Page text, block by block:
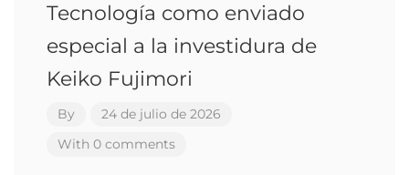
Tecnología como enviado
especial a la investidura de
Keiko Fujimori
By
24 de julio de 2026
With 0 comments